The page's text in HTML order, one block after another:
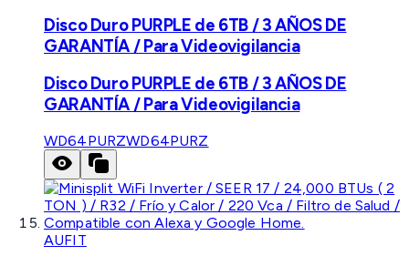
Disco Duro PURPLE de 6TB / 3 AÑOS DE
GARANTÍA / Para Videovigilancia
Disco Duro PURPLE de 6TB / 3 AÑOS DE
GARANTÍA / Para Videovigilancia
WD64PURZWD64PURZ
AUFIT